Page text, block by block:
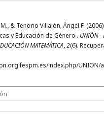
& Tenorio Villalón, Ángel F.
y Educación de Género . UNIÓN -
MATEMÁTICA,2(6).
index.php/UNION/